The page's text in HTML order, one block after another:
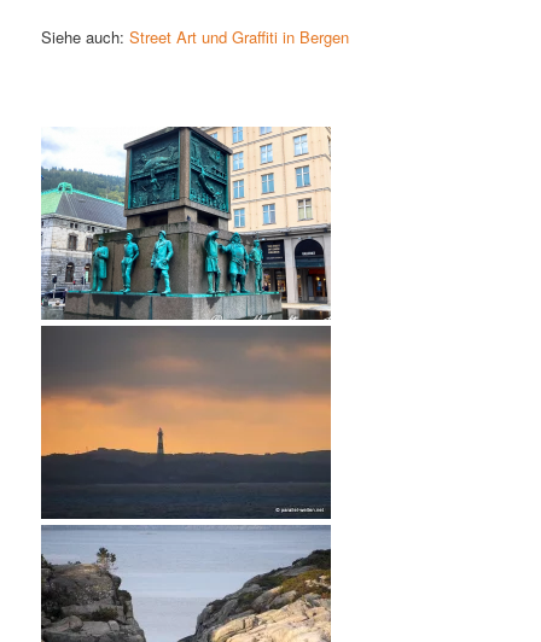
Siehe auch:Street Art und Graffiti in Bergen